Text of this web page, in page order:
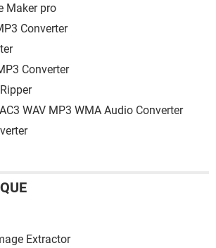
Maker pro
Converter
Converter
WAV MP3 WMA Audio Converter
Extractor